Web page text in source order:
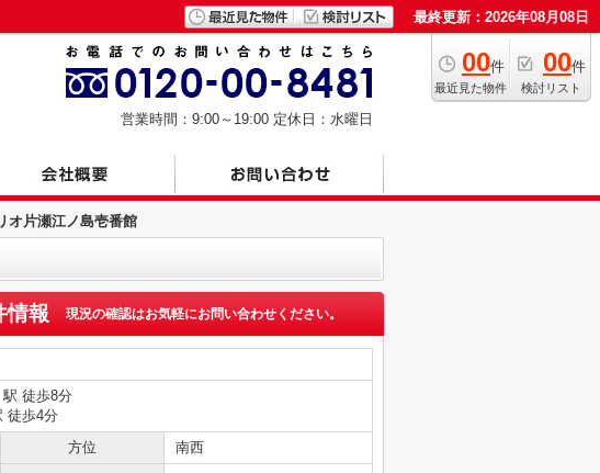
最終更新：2026年08月08日
00件
最近見た物件
00件
検討リスト
営業時間：9:00～19:00 定休日：水曜日
オ片瀬江ノ島壱番館
情報 現況の確認はお気軽にお問い合わせください。
駅 徒歩8分
徒歩4分
方位 南西